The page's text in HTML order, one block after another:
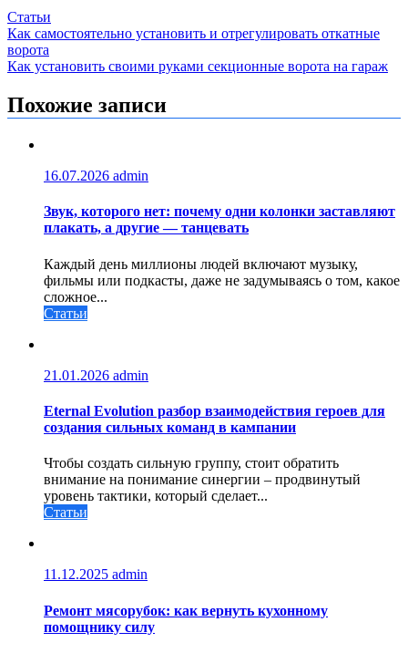
Статьи
Навигация
по
Как самостоятельно установить и отрегулировать откатные
ворота
Как установить своими руками секционные ворота на гараж
Похожие записи
16.07.2026 admin
Звук, которого нет: почему одни колонки заставляют
плакать, а другие — танцевать
Каждый день миллионы людей включают музыку,
фильмы или подкасты, даже не задумываясь о том, какое
сложное...
Статьи
21.01.2026 admin
Eternal Evolution разбор взаимодействия героев для
создания сильных команд в кампании
Чтобы создать сильную группу, стоит обратить
внимание на понимание синергии – продвинутый
уровень тактики, который сделает...
Статьи
11.12.2025 admin
Ремонт мясорубок: как вернуть кухонному
помощнику силу